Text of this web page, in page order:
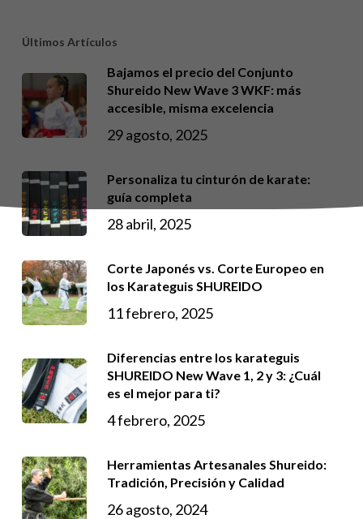
Últimos Artículos
Bajamos el precio del Conjunto
Shureido New Wave 3 WKF: más
accesible, misma excelencia
29 agosto, 2025
Personaliza tu cinturón de karate:
guía completa
28 abril, 2025
Corte Japonés vs. Corte Europeo en
los Karateguis SHUREIDO
11 febrero, 2025
Diferencias entre los karateguis
SHUREIDO New Wave 1, 2 y 3: ¿Cuál
es el mejor para ti?
4 febrero, 2025
Herramientas Artesanales Shureido:
Tradición, Precisión y Calidad
26 agosto, 2024